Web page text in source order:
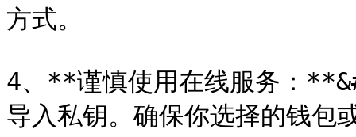
方式。
4、**谨慎使用在线服务：
导入私钥。确保你选择的钱包